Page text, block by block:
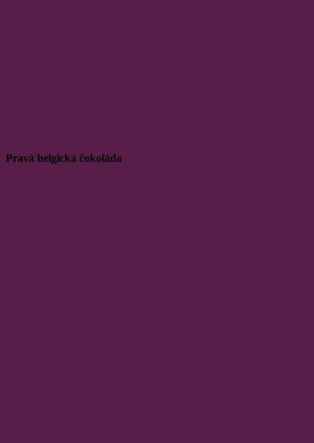
Pravá belgická čokoláda